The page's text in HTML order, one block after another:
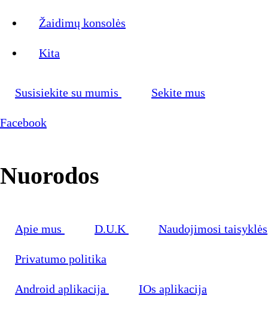
Žaidimų konsolės
Kita
Susisiekite su mumis Sekite mus
Facebook
Nuorodos
Apie mus D.U.K Naudojimosi taisyklės
Privatumo politika
Android aplikacija IOs aplikacija